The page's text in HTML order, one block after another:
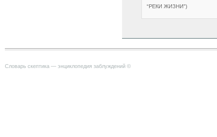
“РЕКИ ЖИЗНИ”)
Словарь скептика — энциклопедия заблуждений ©